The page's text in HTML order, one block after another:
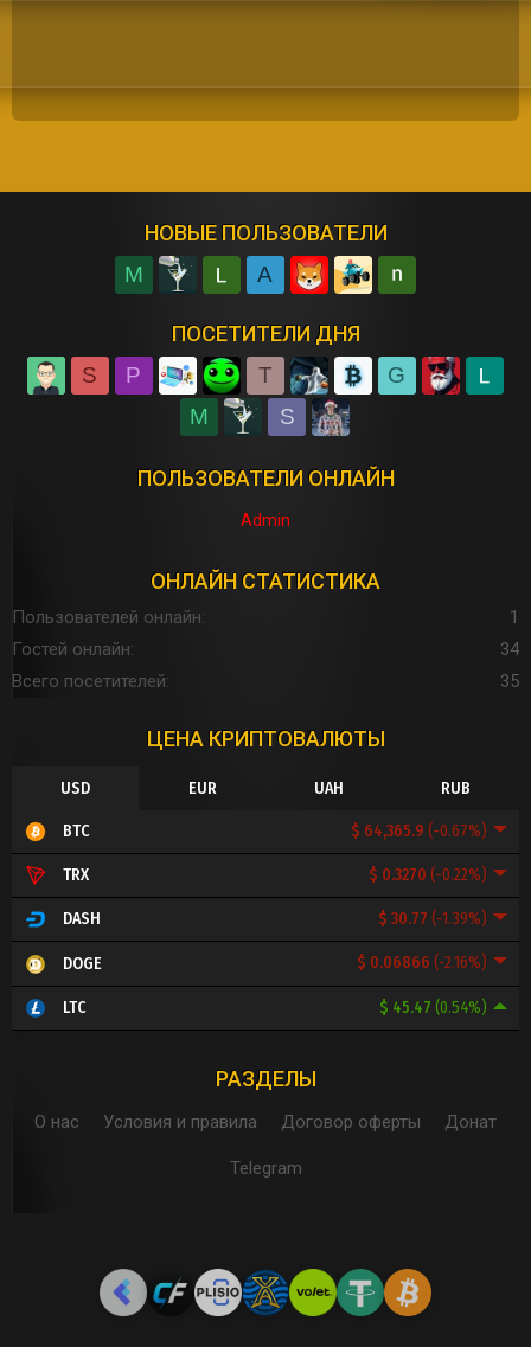
НОВЫЕ ПОЛЬЗОВАТЕЛИ
M A
ПОСЕТИТЕЛИ ДНЯ
S P T
G
M
S
ПОЛЬЗОВАТЕЛИ ОНЛАЙН
Admin
ОНЛАЙН СТАТИСТИКА
Пользователей онлайн
1
Гостей онлайн
34
Всего посетителей
35
ЦЕНА КРИПТОВАЛЮТЫ
USD EUR UAH RUB
$ 64,365.9 (-0.67%)
BTC
$ 0.3270 (-0.22%)
TRX
$ 30.77 (-1.39%)
DASH
$ 0.06866 (-2.16%)
DOGE
$ 45.47 (0.54%)
LTC
РАЗДЕЛЫ
О нас Условия и правила Договор оферты Донат
Telegram